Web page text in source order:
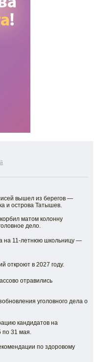
вышел из берегов —
и острова Татышев.
матом колонну
дело.
на 11-летнюю школьницу —
откроют в 2027 году.
отравились
уголовного дела о
кандидатов на
по 31 мая.
по здоровому